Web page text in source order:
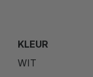
KLEUR
WIT